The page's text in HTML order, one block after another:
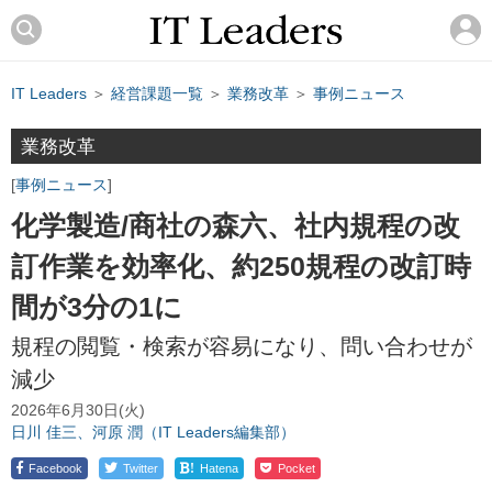
IT Leaders ＞ 経営課題一覧 ＞ 業務改革 ＞ 事例ニュース
業務改革
事例ニュース
化学製造/商社の森六、社内規程の改
訂作業を効率化、約250規程の改訂時
間が3分の1に
規程の閲覧・検索が容易になり、問い合わせが
減少
2026年6月30日(火)
日川 佳三、河原 潤（IT Leaders編集部）
Facebook Twitter ! Hatena Pocket